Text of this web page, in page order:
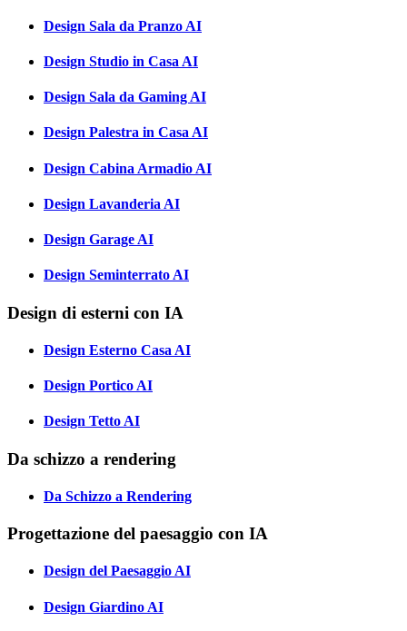
Design Sala da Pranzo AI
Design Studio in Casa AI
Design Sala da Gaming AI
Design Palestra in Casa AI
Design Cabina Armadio AI
Design Lavanderia AI
Design Garage AI
Design Seminterrato AI
Design di esterni con IA
Design Esterno Casa AI
Design Portico AI
Design Tetto AI
Da schizzo a rendering
Da Schizzo a Rendering
Progettazione del paesaggio con IA
Design del Paesaggio AI
Design Giardino AI